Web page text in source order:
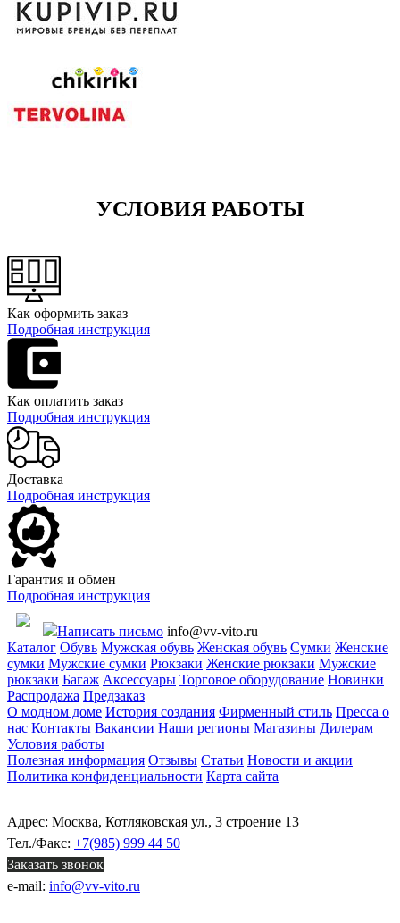
УСЛОВИЯ РАБОТЫ
Как оформить заказ
Подробная инструкция
Как оплатить заказ
Подробная инструкция
Доставка
Подробная инструкция
Гарантия и обмен
Подробная инструкция
Написать письмо info@vv-vito.ru
Каталог Обувь Мужская обувь Женская обувь Сумки Женские
сумки Мужские сумки Рюкзаки Женские рюкзаки Мужские
рюкзаки Багаж Аксессуары Торговое оборудование Новинки
Распродажа Предзаказ
О модном доме История создания Фирменный стиль Пресса о
нас Контакты Вакансии Наши регионы Магазины Дилерам
Условия работы
Полезная информация Отзывы Статьи Новости и акции
Политика конфиденциальности Карта сайта
Адрес: Москва, Котляковская ул., 3 строение 13
Тел./Факс: +7(985) 999 44 50
Заказать звонок
e-mail: info@vv-vito.ru